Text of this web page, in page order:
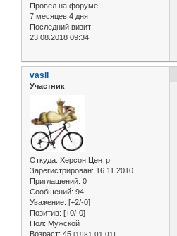
Провел на форуме:
7 месяцев 4 дня
Последний визит:
23.08.2018 09:34
vasil
Участник
Откуда: Херсон,Центр
Зарегистрирован: 16.11.2010
Приглашений: 0
Сообщений: 94
Уважение: [+2/-0]
Позитив: [+0/-0]
Пол: Мужской
Возраст: 45 [1981-01-01]